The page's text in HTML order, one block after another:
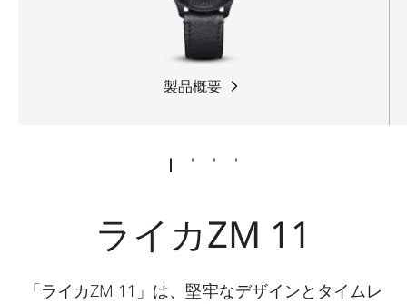
製品概要
ライカZM 11
「ライカZM 11」は、堅牢なデザインとタイムレ